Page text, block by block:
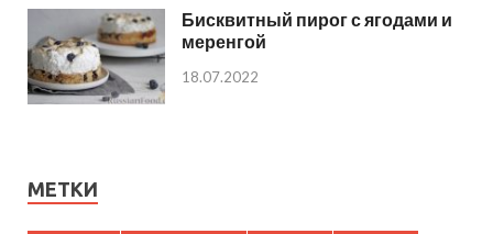
Бисквитный пирог с ягодами и
меренгой
18.07.2022
МЕТКИ